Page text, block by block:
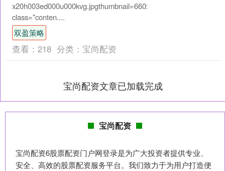
class="conten....
双盈策略
查看： 218 分类： 宝尚配资
宝尚配资文章已加载完成
宝尚配资
宝尚配资6股票配资门户网登录是为广大投资者提供专业、
安全、高效的股票配资服务平台。我们致力于为用户打造便